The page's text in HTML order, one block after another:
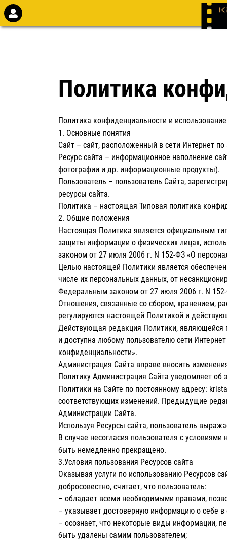
Политика
Политика конфиденциальности и
1. Основные понятия
Сайт – сайт, расположенный в сети Интернет
Ресурс сайта – информационное наполнение
фотографии и др. информационные продукты).
Пользователь – пользователь Сайта,
ресурсы сайта.
Политика – настоящая Типовая политика
2. Общие положения
Настоящая Политика является официальным
защиты информации о физических лицах,
законом от 27 июля 2006 г. N 152-ФЗ «О
Целью настоящей Политики является
числе их персональных данных, от
Федеральным законом от 27 июля 2006 г. N
Отношения, связанные со сбором, хранением,
регулируются настоящей Политикой и
Действующая редакция Политики, являющейся
и доступна любому пользователю сети
конфиденциальности».
Администрация Сайта вправе вносить
Политику Администрация Сайта уведомляет
Политики на Сайте по постоянному адресу:
соответствующих изменений. Предыдущие
Администрации Сайта.
Используя Ресурсы сайта, пользователь
В случае несогласия пользователя с
быть немедленно прекращено.
3.Условия пользования Ресурсов сайта
Оказывая услуги по использованию Ресурсов
добросовестно, считает, что пользователь:
– обладает всеми необходимыми правами,
– указывает достоверную информацию о себе
– осознает, что некоторые виды информации,
быть удалены самим пользователем;